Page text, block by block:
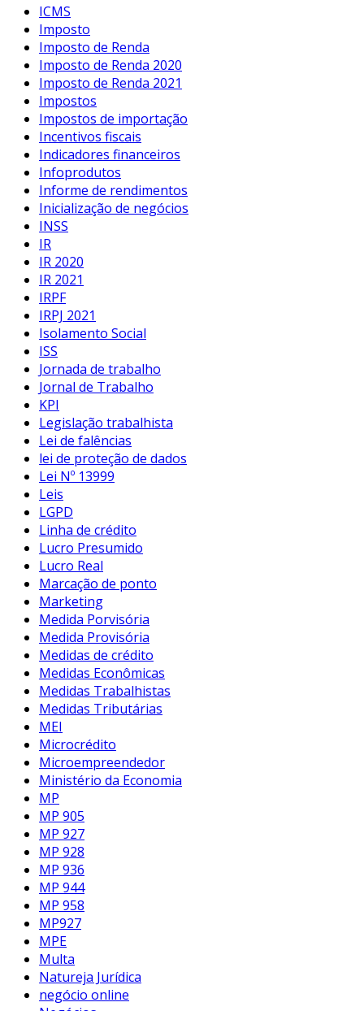
ICMS
Imposto
Imposto de Renda
Imposto de Renda 2020
Imposto de Renda 2021
Impostos
Impostos de importação
Incentivos fiscais
Indicadores financeiros
Infoprodutos
Informe de rendimentos
Inicialização de negócios
INSS
IR
IR 2020
IR 2021
IRPF
IRPJ 2021
Isolamento Social
ISS
Jornada de trabalho
Jornal de Trabalho
KPI
Legislação trabalhista
Lei de falências
lei de proteção de dados
Lei Nº 13999
Leis
LGPD
Linha de crédito
Lucro Presumido
Lucro Real
Marcação de ponto
Marketing
Medida Porvisória
Medida Provisória
Medidas de crédito
Medidas Econômicas
Medidas Trabalhistas
Medidas Tributárias
MEI
Microcrédito
Microempreendedor
Ministério da Economia
MP
MP 905
MP 927
MP 928
MP 936
MP 944
MP 958
MP927
MPE
Multa
Natureja Jurídica
negócio online